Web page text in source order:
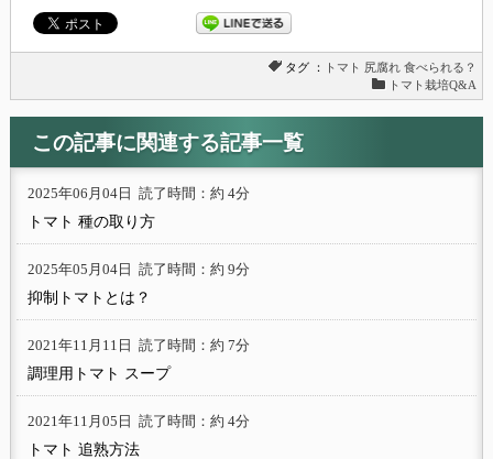
タグ ： トマト 尻腐れ 食べられる？
トマト栽培Q&A
この記事に関連する記事一覧
2025年06月04日 読了時間：約 4分
トマト 種の取り方
2025年05月04日 読了時間：約 9分
抑制トマトとは？
2021年11月11日 読了時間：約 7分
調理用トマト スープ
2021年11月05日 読了時間：約 4分
トマト 追熟方法